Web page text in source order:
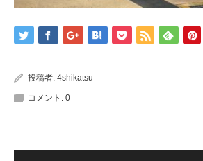
投稿者: 4shikatsu
コメント: 0